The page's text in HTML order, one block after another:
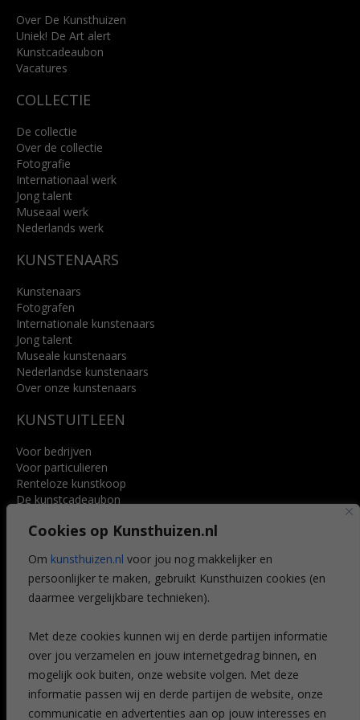
Cookies op Kunsthuizen.nl
Om kunsthuizen.nl voor jou nog makkelijker en
persoonlijker te maken, gebruikt Kunsthuizen cookies (en
daarmee vergelijkbare technieken).
Met deze cookies kunnen wij en derde partijen informatie
over jou verzamelen en jouw internetgedrag binnen, en
mogelijk ook buiten, onze website volgen. Met deze
informatie passen wij en derde partijen de website, onze
communicatie en advertenties aan op jouw interesses en
info@kunsthuisbreda.nl
Lees meer
Over De Kunsthuizen
Uniek! De Art alert
Kunstcadeaubon
Vacatures
COLLECTIE
De collectie
Over de collectie
Fotografie
Internationaal werk
Jong talent
Museaal werk
Nederlands werk
KUNSTENAARS
Kunstenaars
Fotografen
Internationale kunstenaars
Jong talent
Museale kunstenaars
Nederlandse kunstenaars
Over onze kunstenaars
KUNSTUITLEEN
Voor bedrijven
Voor particulieren
Renteloze kunstkoop
De kunstcadeaubon
Voordelen
Veelgestelde vragen
CONTACT
Leiden
Amsterdam
Breda
Favorieten
Mijn art alert